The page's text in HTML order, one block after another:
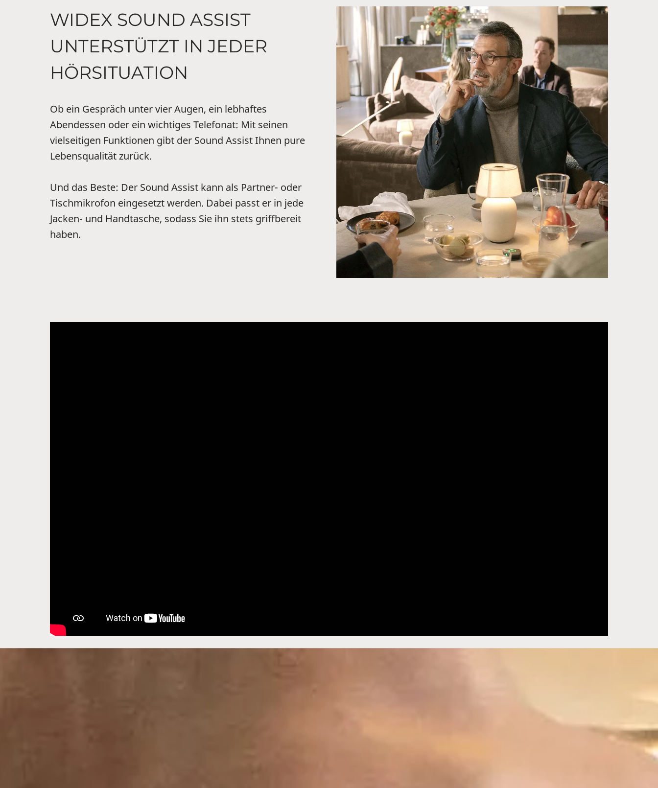
WIDEX SOUND ASSIST
UNTERSTÜTZT IN JEDER
HÖRSITUATION
Ob ein Gespräch unter vier Augen, ein lebhaftes
Abendessen oder ein wichtiges Telefonat: Mit seinen
vielseitigen Funktionen gibt der Sound Assist Ihnen pure
Lebensqualität zurück.
Und das Beste: Der Sound Assist kann als Partner- oder
Tischmikrofon eingesetzt werden. Dabei passt er in jede
Jacken- und Handtasche, sodass Sie ihn stets griffbereit
haben.